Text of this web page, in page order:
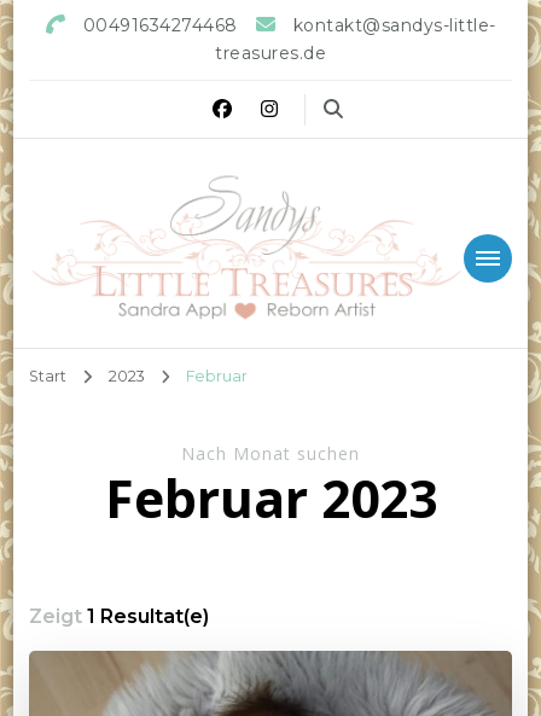
00491634274468
kontakt@sandys-little-
treasures.de
Start 2023 Februar
Nach Monat suchen
Februar 2023
Zeigt 1 Resultat(e)